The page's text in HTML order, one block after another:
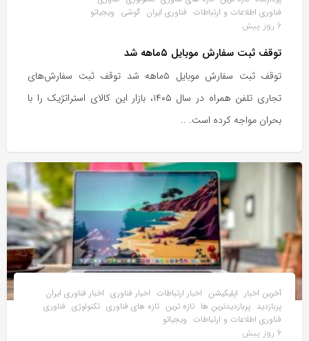
فناوری اطلاعات و ارتباطات فناوری ایران گوشی ویجیاتو
6 روز پیش
توقف ثبت سفارش موبایل ۵ماهه شد
توقف ثبت سفارش موبایل ۵ماهه شد توقف ثبت سفارش‌های
تجاری تلفن همراه در سال ۱۴۰۵، بازار این کالای استراتژیک را با
بحران مواجه کرده است. ..
آخرین اخبار اپلیکیشن اخبار ارتباطات اخبار فناوری اخبار فناوری ایران
پربازدید پربازدیدترین ها تازه ترین تازه های فناوری تکنولوژی فناوری
فناوری اطلاعات و ارتباطات ویجیاتو
6 روز پیش